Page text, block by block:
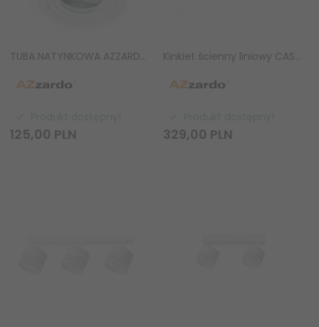
TUBA NATYNKOWA AZZARDO BRANT ROUND IP20 AZ2818 BIAŁY
125,00 PLN
Kinkiet ścienny liniowy CASTOR WALL 90 CCT SWITCH WH LED 9W Azzardo AZ7088 salonowy sypialniany
329,00 PLN